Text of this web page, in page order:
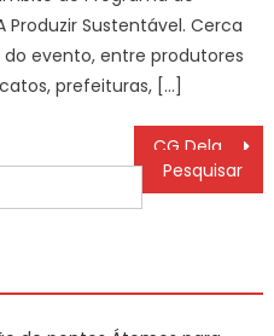
Produzir Sustentável. Cerca
evento, entre produtores
prefeituras, […]